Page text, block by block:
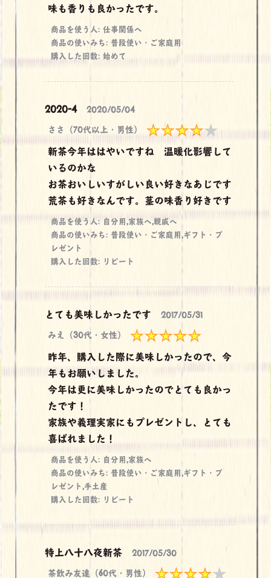
味も香りも良かったです。
商品を使う人: 仕事関係へ
商品の使いみち: 普段使い・ご家庭用
購入した回数: 始めて
2020-4
2020/05/04
ささ（70代以上・男性）
新茶今年ははやいですね 温暖化影響して
いるのかな
お茶おいしいすがしい良い好きなあじです
荒茶も好きなんです。茎の味香り好きです
商品を使う人: 自分用,家族へ,親戚へ
商品の使いみち: 普段使い・ご家庭用,ギフト・プ
レゼント
購入した回数: リピート
とても美味しかったです
2017/05/31
みえ（30代・女性）
昨年、購入した際に美味しかったので、今
年もお願いしました。
今年は更に美味しかったのでとても良かっ
たです！
家族や義理実家にもプレゼントし、とても
喜ばれました！
商品を使う人: 自分用,家族へ
商品の使いみち: 普段使い・ご家庭用,ギフト・プ
レゼント,手土産
購入した回数: リピート
特上八十八夜新茶
2017/05/30
茶飲み友達（60代・男性）